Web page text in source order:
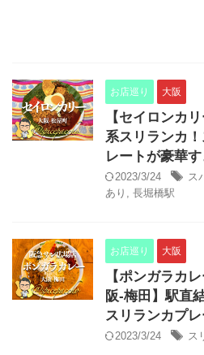
お店巡り 大阪
【セイロンカ
系スリランカ
レートが豪華す
2023/3/24 ス
あり , 長堀橋駅
お店巡り 大阪
【ポンガラカ
阪-梅田】駅直
スリランカプレ
2023/3/24 ス